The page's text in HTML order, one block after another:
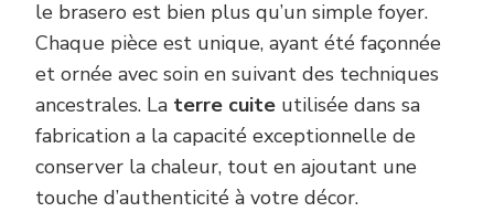
le brasero est bien plus qu’un simple foyer.
Chaque pièce est unique, ayant été façonnée
et ornée avec soin en suivant des techniques
ancestrales. La terre cuite utilisée dans sa
fabrication a la capacité exceptionnelle de
conserver la chaleur, tout en ajoutant une
touche d’authenticité à votre décor.